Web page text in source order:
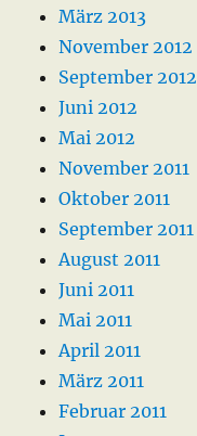
März 2013
November 2012
September 2012
Juni 2012
Mai 2012
November 2011
Oktober 2011
September 2011
August 2011
Juni 2011
Mai 2011
April 2011
März 2011
Februar 2011